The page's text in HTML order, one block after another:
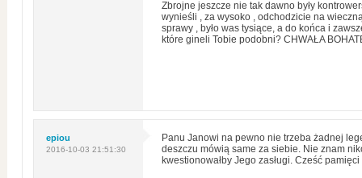
Zbrojne jeszcze nie tak dawno były
wynieśli , za wysoko , odchodzicie na
sprawy , było was tysiące, a do końca i
które gineli Tobie podobni? CHWAŁA
epiou
2016-10-03 21:51:30
Panu Janowi na pewno nie trzeba żadnej
deszczu mówią same za siebie. Nie znam
kwestionowałby Jego zasługi. Cześć